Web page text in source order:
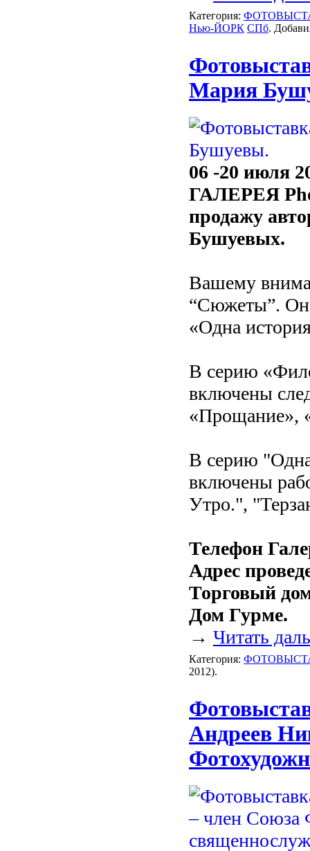
Категория:
Нью-ЙОРК СПб.
Мария
06 -20 июля
ГАЛЕРЕЯ
продажу
Бушуевых.
Вашему
“Сюжеты”. Он
«Одна
В серию
включены
«Прощание»,
В серию
включены
Утро.",
Телефон
Адрес
Торговый
Дом Гурме.
→ Читать
Категория:
2012).
Андреев